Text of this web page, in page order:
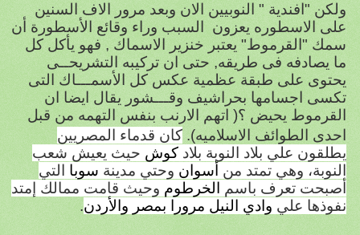
ولكن "افندية " النوبيين الان وبعد مرور الاف السنين
على الاسطوره يعزون
السبب وراء وقائع الأسطورة أن
سمك "القرموط" يعتبر خنزير الاسماك , فهو يأكل كل
ما يصادفه فى طريقه, حتى ان تركيبه التشريحــى
يحتوى على طبقة عظمية عكس كل الأسمـــاك التى
تكسى اجسامها بحراشيف وقـــشور يقال ايضا ان
القرموط يحيض ؟( اتهم الارنب بنفس التهمه من قبل
احدى الطوائف الاسلاميه). كان قدماء المصريين
يطلقون علي بلاد النوبة بلاد كوش حيث يعيش شعب
النوبة، وهي تمتد من أسوان وحتي مدينة سوبا
التي
أصبحت تعرف باسم
الخرطوم وحيث قامت ممالك إمتد
نفوذها علي وادي النيل مرورا بمصر والأردن.